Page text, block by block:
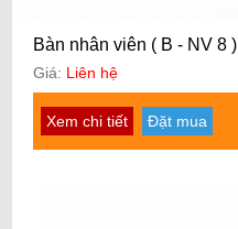
Bàn nhân viên ( B - NV 8 )
Giá: Liên hệ
Xem chi tiết Đặt mua